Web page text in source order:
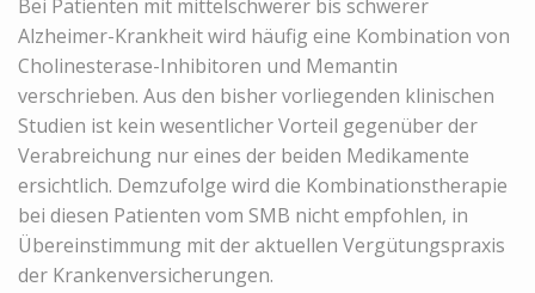
Bei Patienten mit mittelschwerer bis schwerer
Alzheimer-Krankheit wird häufig eine Kombination von
Cholinesterase-Inhibitoren und Memantin
verschrieben. Aus den bisher vorliegenden klinischen
Studien ist kein wesentlicher Vorteil gegenüber der
Verabreichung nur eines der beiden Medikamente
ersichtlich. Demzufolge wird die Kombinationstherapie
bei diesen Patienten vom SMB nicht empfohlen, in
Übereinstimmung mit der aktuellen Vergütungspraxis
der Krankenversicherungen.